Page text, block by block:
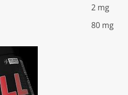
2 mg
80 mg